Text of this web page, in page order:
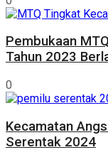
Pembukaan
Tahun 2023
0
Kecamatan
Serentak 2024